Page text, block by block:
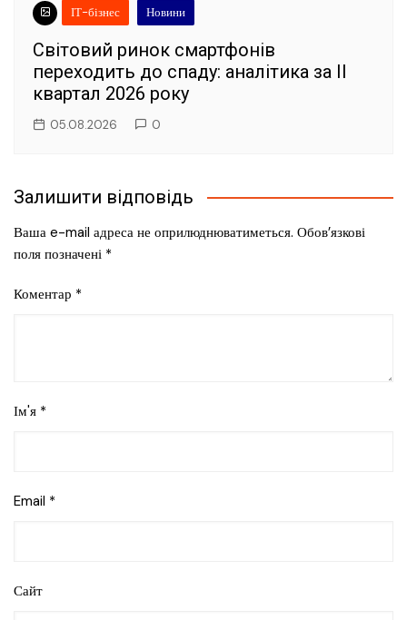
ІТ-бізнес Новини
Світовий ринок смартфонів
переходить до спаду: аналітика за II
квартал 2026 року
05.08.2026 0
Залишити відповідь
Ваша e-mail адреса не оприлюднюватиметься. Обов’язкові
поля позначені *
Коментар *
Ім'я *
Email *
Сайт